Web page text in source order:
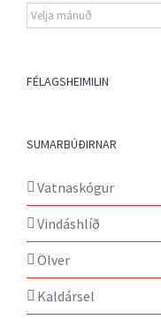
Eldri
fréttir
FÉLAGSHEIMILIN
SUMARBÚÐIRNAR
Vatnaskógur
Vindáshlíð
Ölver
Kaldársel